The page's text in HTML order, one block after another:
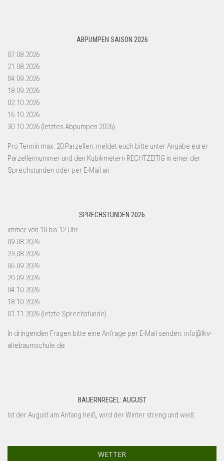
ABPUMPEN SAISON 2026
07.08.2026
21.08.2026
04.09.2026
18.09.2026
02.10.2026
16.10.2026
30.10.2026 (letztes Abpumpen 2026)
Pro Termin max. 20 Parzellen: meldet euch bitte unter Angabe eurer
Parzellennummer und den Kubikmetern RECHTZEITIG in einer der
Sprechstunden oder per E-Mail an.
SPRECHSTUNDEN 2026
immer von 10 bis 12 Uhr
09.08.2026
23.08.2026
06.09.2026
20.09.2026
04.10.2026
18.10.2026
01.11.2026 (letzte Sprechstunde)
In dringenden Fragen bitte eine Anfrage per E-Mail senden: info@lkv-
altebaumschule.de
BAUERNREGEL: AUGUST
Ist der August am Anfang heiß, wird der Winter streng und weiß.
WETTER